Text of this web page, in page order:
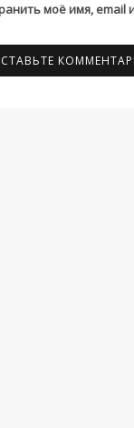
моё имя, email